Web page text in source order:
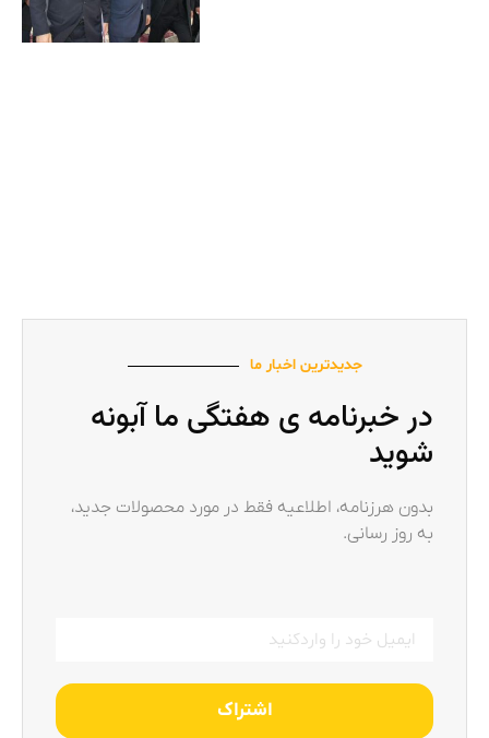
جدیدترین اخبار ما
در خبرنامه ی هفتگی ما آبونه
شوید
بدون هرزنامه، اطلاعیه فقط در مورد محصولات جدید،
به روز رسانی.
اشتراک